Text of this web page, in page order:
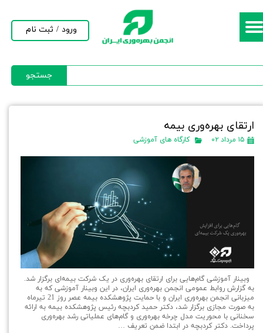
جستجو
ورود / ثبت نام
حساب کاربری من
خروج از حساب کاربری
ارتقای بهره‌وری بیمه
۱۵ مرداد ۰۲ کارگاه های آموزشی
وبینار آموزشی گام‌هایی برای ارتقای بهره‌وری در یک شرکت بیمه‌ای برگزار شد.
به گزارش روابط عمومی انجمن بهره‌وری ایران، در این وبینار آموزشی که به
میزبانی انجمن ‌بهره‌وری ایران و با حمایت پژوهشکده بیمه عصر روز 21 تیرماه
به صورت مجازی برگزار شد، دکتر حمید کردبچه رئیس پژوهشکده بیمه به ارائه
سخنانی با محوریت مدل چرخه بهره‌وری و گام‌های عملیاتی رشد بهره‌وری
پرداخت. دکتر کردبچه در ابتدا ضمن تعریف …